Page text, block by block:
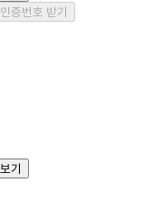
인증번호 받기
보기